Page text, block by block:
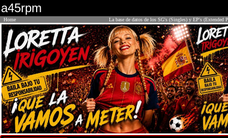
a45rpm
Home La base de datos de los SG's (Singles) y EP's (Extended